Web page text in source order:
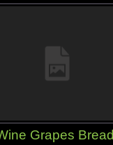
Grapes Bread